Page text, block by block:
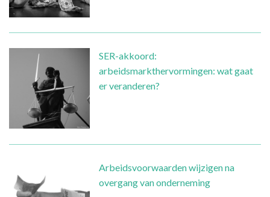
SER-akkoord:
arbeidsmarkthervormingen: wat gaat
er veranderen?
Arbeidsvoorwaarden wijzigen na
overgang van onderneming